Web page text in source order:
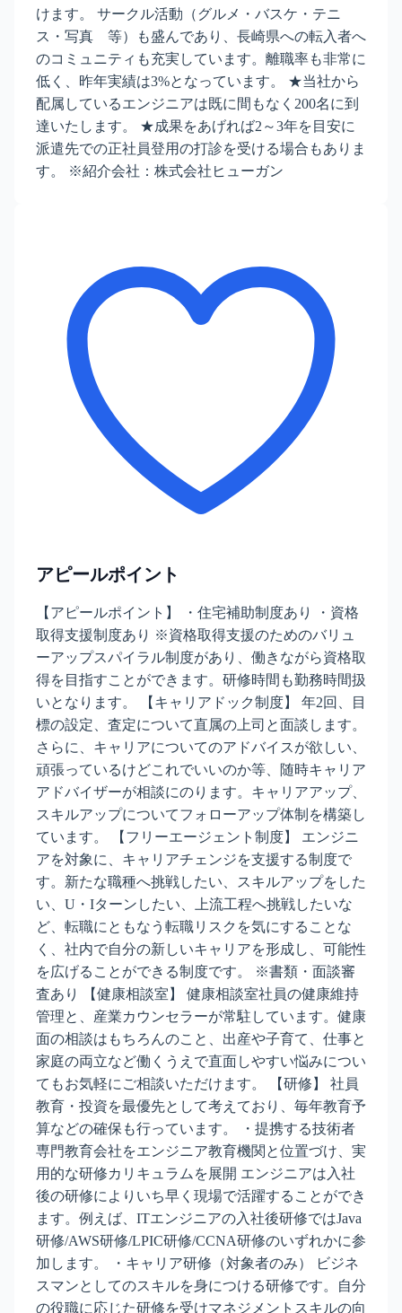
けます。 サークル活動（グルメ・バスケ・テニ
ス・写真 等）も盛んであり、長崎県への転入者へ
のコミュニティも充実しています。離職率も非常に
低く、昨年実績は3%となっています。 ★当社から
配属しているエンジニアは既に間もなく200名に到
達いたします。 ★成果をあげれば2～3年を目安に
派遣先での正社員登用の打診を受ける場合もありま
す。 ※紹介会社：株式会社ヒューガン
アピールポイント
【アピールポイント】 ・住宅補助制度あり ・資格
取得支援制度あり ※資格取得支援のためのバリュ
ーアップスパイラル制度があり、働きながら資格取
得を目指すことができます。研修時間も勤務時間扱
いとなります。 【キャリアドック制度】 年2回、目
標の設定、査定について直属の上司と面談します。
さらに、キャリアについてのアドバイスが欲しい、
頑張っているけどこれでいいのか等、随時キャリア
アドバイザーが相談にのります。キャリアアップ、
スキルアップについてフォローアップ体制を構築し
ています。 【フリーエージェント制度】 エンジニ
アを対象に、キャリアチェンジを支援する制度で
す。新たな職種へ挑戦したい、スキルアップをした
い、U・Iターンしたい、上流工程へ挑戦したいな
ど、転職にともなう転職リスクを気にすることな
く、社内で自分の新しいキャリアを形成し、可能性
を広げることができる制度です。 ※書類・面談審
査あり 【健康相談室】 健康相談室社員の健康維持
管理と、産業カウンセラーが常駐しています。健康
面の相談はもちろんのこと、出産や子育て、仕事と
家庭の両立など働くうえで直面しやすい悩みについ
てもお気軽にご相談いただけます。 【研修】 社員
教育・投資を最優先として考えており、毎年教育予
算などの確保も行っています。 ・提携する技術者
専門教育会社をエンジニア教育機関と位置づけ、実
用的な研修カリキュラムを展開 エンジニアは入社
後の研修によりいち早く現場で活躍することができ
ます。例えば、ITエンジニアの入社後研修ではJava
研修/AWS研修/LPIC研修/CCNA研修のいずれかに参
加します。 ・キャリア研修（対象者のみ） ビジネ
スマンとしてのスキルを身につける研修です。自分
の役職に応じた研修を受けマネジメントスキルの向